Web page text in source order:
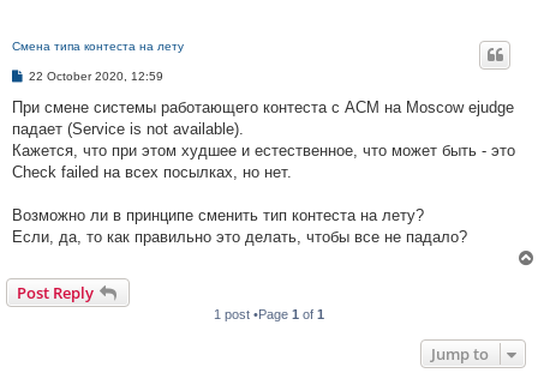
Смена типа контеста на лету
P
s
t
22 October 2020, 12:59
При смене системы работающего контеста с ACM на Moscow ejudge
падает (Service is not available).
Кажется, что при этом худшее и естественное, что может быть - это
Check failed на всех посылках, но нет.
Возможно ли в принципе сменить тип контеста на лету?
Если, да, то как правильно это делать, чтобы все не падало?
Post Reply
1 post •Page 1 of 1
Jump to